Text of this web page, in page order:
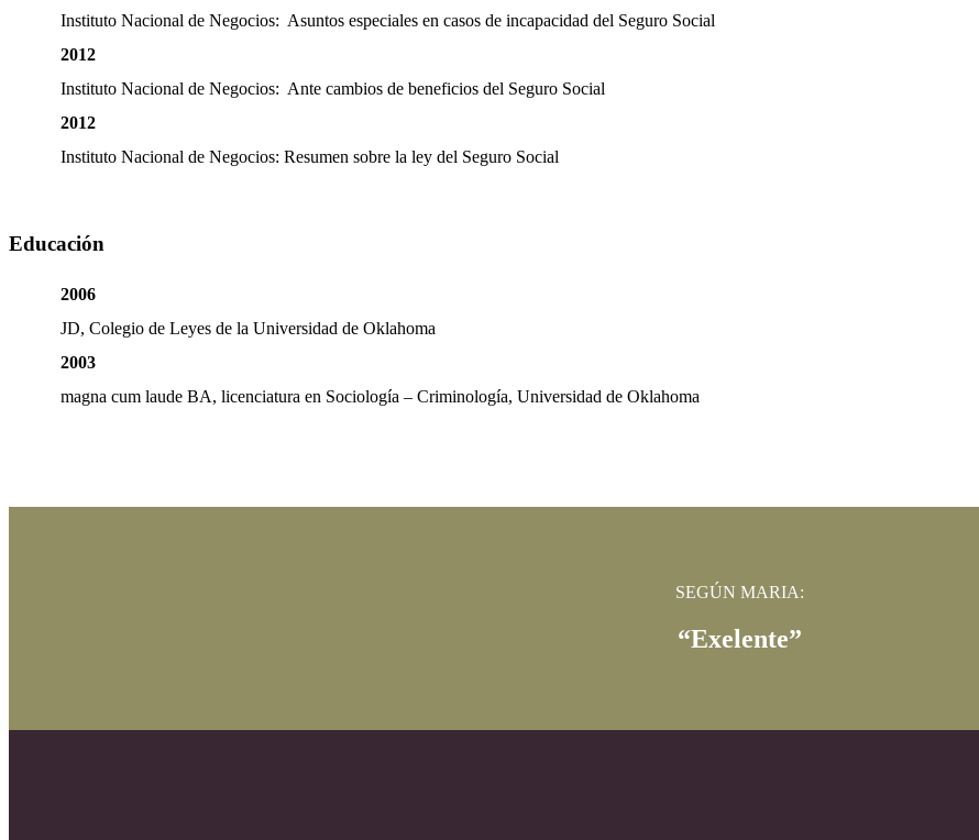
Instituto Nacional de Negocios: Asuntos especiales en casos de incapacidad del Seguro Social
2012
Instituto Nacional de Negocios: Ante cambios de beneficios del Seguro Social
2012
Instituto Nacional de Negocios: Resumen sobre la ley del Seguro Social
Educación
2006
JD, Colegio de Leyes de la Universidad de Oklahoma
2003
magna cum laude BA, licenciatura en Sociología – Criminología, Universidad de Oklahoma
SEGÚN MARIA:
“Exelente”